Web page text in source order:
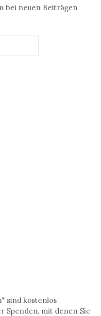
bei neuen Beiträgen
sind kostenlos
Spenden, mit denen Sie